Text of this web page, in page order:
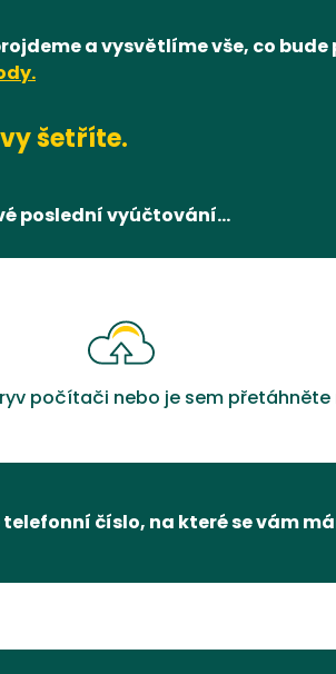
a vysvětlíme vše, co
šetříte.
poslední vyúčtování…
v počítači nebo jesem přetáhněte
číslo, na které se vám